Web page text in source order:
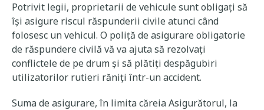
Potrivit legii, proprietarii de vehicule sunt obligați să
își asigure riscul răspunderii civile atunci când
folosesc un vehicul. O poliță de asigurare obligatorie
de răspundere civilă vă va ajuta să rezolvați
conflictele de pe drum și să plătiți despăgubiri
utilizatorilor rutieri răniți într-un accident.
Suma de asigurare, în limita căreia Asigurătorul, la